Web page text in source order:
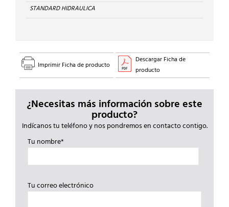
42-
35
STANDARD HIDRAULICA
Imprimir Ficha de producto
Descargar Ficha de
producto
¿Necesitas más información sobre este
producto?
Indícanos tu teléfono y nos pondremos en contacto contigo.
Tu nombre*
Tu correo electrónico